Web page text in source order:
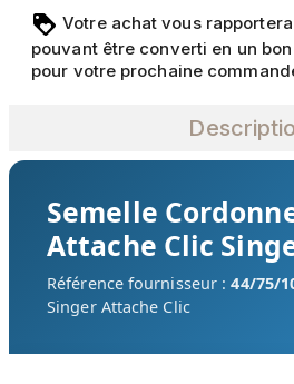
Votre achat vous rapportera
pouvant être converti en un
pour votre prochaine
Semelle
Attache Clic
Référence fournisseur :44/75/
Singer Attache Clic